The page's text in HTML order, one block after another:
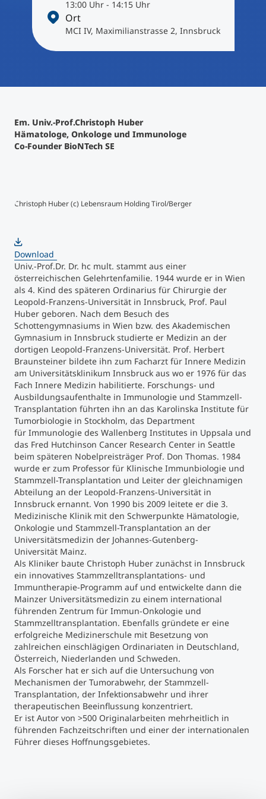
International studieren
An über 300 Partneruniversitäten
Forschung am MCI
Micro Degrees
Technische Weiterbildung
Maßgeschneiderte Programme
Studienberatung
Executive Education Finder
13:00 Uhr - 14:15 Uhr
Ort
MCI IV, Maximilianstrasse 2, Innsbruck
Em. Univ.-Prof.Christoph Huber
Hämatologe, Onkologe und Immunologe
Co-Founder BioNTech SE
Christoph Huber (c) Lebensraum Holding Tirol/Berger
Download
Univ.-Prof.Dr. Dr. hc mult. stammt aus einer
österreichischen Gelehrtenfamilie. 1944 wurde er in Wien
als 4. Kind des späteren Ordinarius für Chirurgie der
Leopold-Franzens-Universität in Innsbruck, Prof. Paul
Huber geboren. Nach dem Besuch des
Schottengymnasiums in Wien bzw. des Akademischen
Gymnasium in Innsbruck studierte er Medizin an der
dortigen Leopold-Franzens-Universität. Prof. Herbert
Braunsteiner bildete ihn zum Facharzt für Innere Medizin
am Universitätsklinikum Innsbruck aus wo er 1976 für das
Fach Innere Medizin habilitierte. Forschungs- und
Ausbildungsaufenthalte in Immunologie und Stammzell-
Transplantation führten ihn an das Karolinska Institute für
Tumorbiologie in Stockholm, das Department
für Immunologie des Wallenberg Institutes in Uppsala und
das Fred Hutchinson Cancer Research Center in Seattle
beim späteren Nobelpreisträger Prof. Don Thomas. 1984
wurde er zum Professor für Klinische Immunbiologie und
Stammzell-Transplantation und Leiter der gleichnamigen
Abteilung an der Leopold-Franzens-Universität in
Innsbruck ernannt. Von 1990 bis 2009 leitete er die 3.
Medizinische Klinik mit den Schwerpunkte Hämatologie,
Onkologie und Stammzell-Transplantation an der
Universitätsmedizin der Johannes-Gutenberg-
Universität Mainz.
Als Kliniker baute Christoph Huber zunächst in Innsbruck
ein innovatives Stammzelltransplantations- und
Immuntherapie-Programm auf und entwickelte dann die
Mainzer Universitätsmedizin zu einem international
führenden Zentrum für Immun-Onkologie und
Stammzelltransplantation. Ebenfalls gründete er eine
erfolgreiche Medizinerschule mit Besetzung von
zahlreichen einschlägigen Ordinariaten in Deutschland,
Österreich, Niederlanden und Schweden.
Als Forscher hat er sich auf die Untersuchung von
Mechanismen der Tumorabwehr, der Stammzell-
Transplantation, der Infektionsabwehr und ihrer
therapeutischen Beeinflussung konzentriert.
Er ist Autor von >500 Originalarbeiten mehrheitlich in
führenden Fachzeitschriften und einer der internationalen
Führer dieses Hoffnungsgebietes.